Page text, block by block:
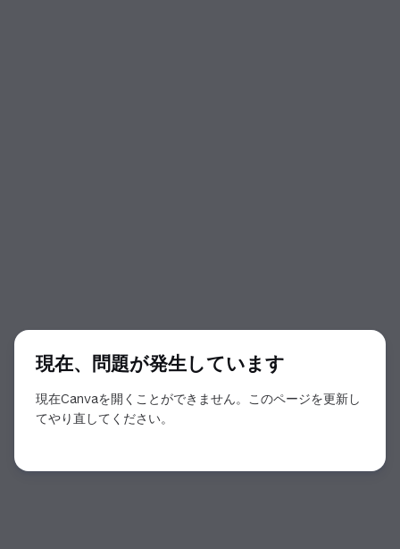
現在、問題が発生しています
現在Canvaを開くことができません。このページを更新し
てやり直してください。